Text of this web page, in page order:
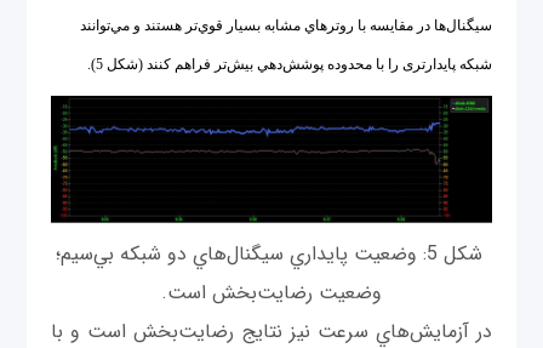
سيگنال‌ها در مقايسه با روترهاي مشابه بسيار قوي‌تر هستند و مي‌توانند
شبكه پايدارتری را با محدوده پوشش‌دهي بيش‌تر فراهم كنند (شكل 5).
شكل 5: وضعيت پايداري سيگنال‌هاي دو شبكه بي‌سيم؛
وضعيت رضايت‌بخش است.
در آزمايش‌هاي سرعت نيز نتايج رضايت‌بخش است و با